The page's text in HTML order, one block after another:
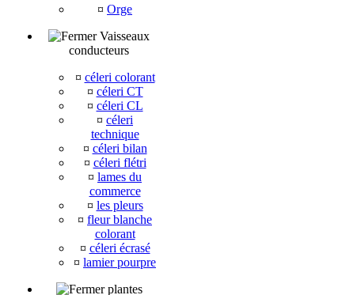
¤ Orge
Vaisseaux
conducteurs
¤ céleri colorant
¤ céleri CT
¤ céleri CL
¤ céleri
technique
¤ céleri bilan
¤ céleri flétri
¤ lames du
commerce
¤ les pleurs
¤ fleur blanche
colorant
¤ céleri écrasé
¤ lamier pourpre
plantes